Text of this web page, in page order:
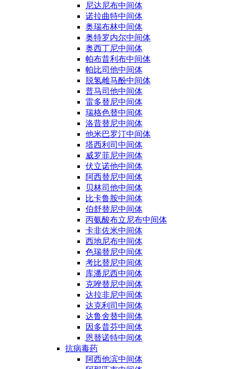
尼达尼布中间体
诺拉曲特中间体
奥瑞布林中间体
奥特罗内尔中间体
奥西丁尼中间体
帕布昔利布中间体
帕比司他中间体
脱氢雌马酚中间体
普马司他中间体
雷多替尼中间体
瑞格色替中间体
洛昔替尼中间体
他米巴罗汀中间体
塔西利司中间体
威罗菲尼中间体
伏立诺他中间体
阿西替尼中间体
贝林司他中间体
比卡鲁胺中间体
伯舒替尼中间体
丙氨酸布立尼布中间体
卡非佐米中间体
西地尼布中间体
色瑞替尼中间体
考比替尼中间体
库潘尼西中间体
克唑替尼中间体
达拉非尼中间体
达克利司中间体
达鲁舍替中间体
因多昔芬中间体
恩替诺特中间体
抗病毒药
阿西他滨中间体